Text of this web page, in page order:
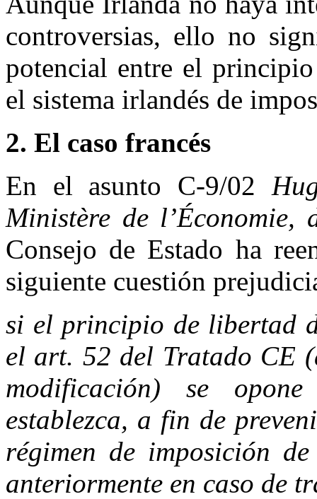
controversias, ello no
potencial entre el
el sistema irlandés de
2. El caso francés
En el asunto C-9/02
Ministère de l’Économie,
Consejo de Estado ha
siguiente cuestión
si el principio de libertad
el art. 52 del Tratado CE
modificación) se
establezca, a fin de
régimen de imposición
anteriormente en caso de